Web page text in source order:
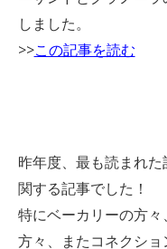
しました。
>>この記事を読む
昨年度、最も読まれ
関する記事でした！
特にベーカリーの方
方々、またコネクシ